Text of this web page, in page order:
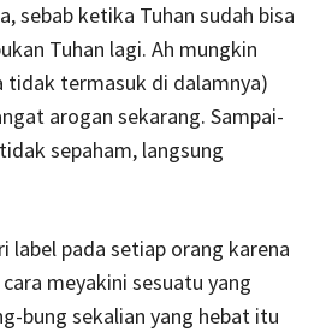
sebab ketika Tuhan sudah bisa
Tuhan lagi. Ah mungkin
tidak termasuk di dalamnya)
arogan sekarang. Sampai-
sepaham, langsung
label pada setiap orang karena
meyakini sesuatu yang
bung sekalian yang hebat itu